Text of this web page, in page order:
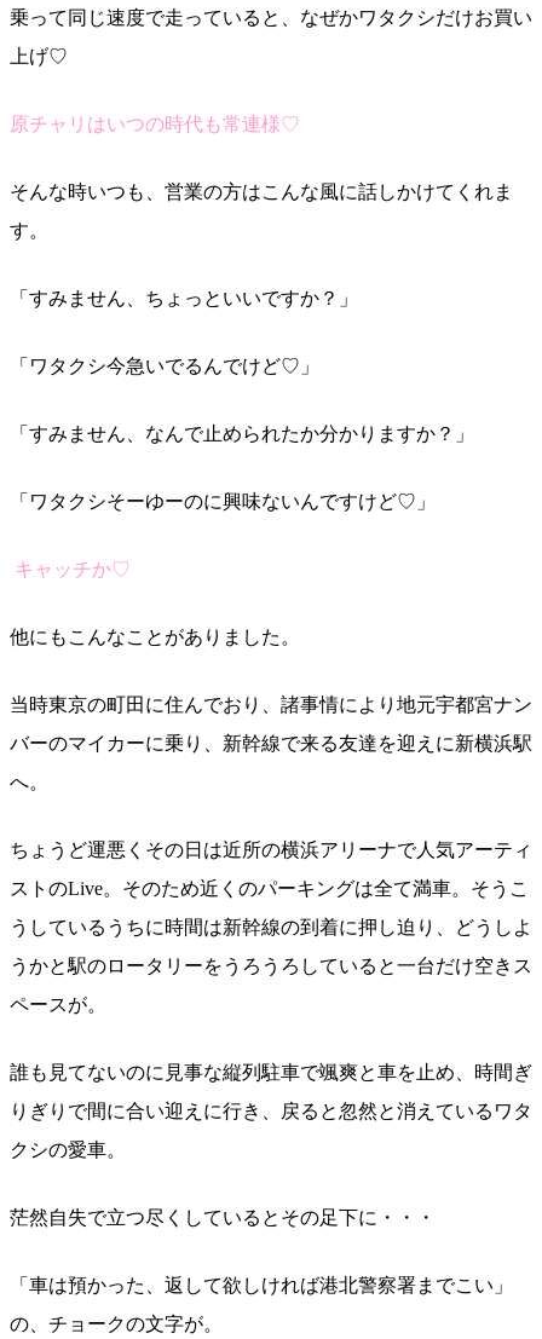
乗って同じ速度で走っていると、なぜかワタクシだけお買い
上げ♡
原チャリはいつの時代も常連様♡
そんな時いつも、営業の方はこんな風に話しかけてくれま
す。
「すみません、ちょっといいですか？」
「ワタクシ今急いでるんでけど♡」
「すみません、なんで止められたか分かりますか？」
「ワタクシそーゆーのに興味ないんですけど♡」
キャッチか♡
他にもこんなことがありました。
当時東京の町田に住んでおり、諸事情により地元宇都宮ナン
バーのマイカーに乗り、新幹線で来る友達を迎えに新横浜駅
へ。
ちょうど運悪くその日は近所の横浜アリーナで人気アーティ
ストのLive。そのため近くのパーキングは全て満車。そうこ
うしているうちに時間は新幹線の到着に押し迫り、どうしよ
うかと駅のロータリーをうろうろしていると一台だけ空きス
ペースが。
誰も見てないのに見事な縦列駐車で颯爽と車を止め、時間ぎ
りぎりで間に合い迎えに行き、戻ると忽然と消えているワタ
クシの愛車。
茫然自失で立つ尽くしているとその足下に・・・
「車は預かった、返して欲しければ港北警察署までこい」
の、チョークの文字が。